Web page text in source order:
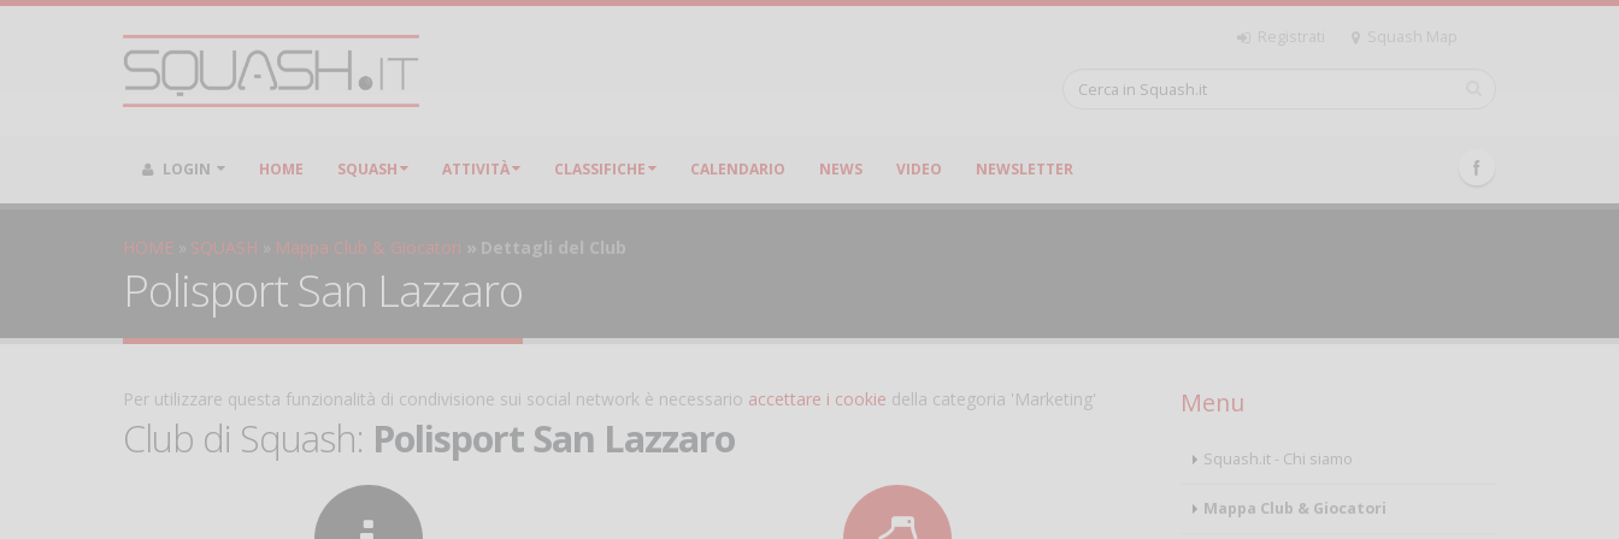
Registrati Squash Map
LOGIN HOME SQUASH ATTIVITÀ CLASSIFICHE CALENDARIO NEWS VIDEO NEWSLETTER
HOME SQUASH Mappa Club & Giocatori Dettagli del Club
Polisport San Lazzaro
Per utilizzare questa funzionalità di condivisione sui social network è necessario accettare i cookie della categoria 'Marketing'
Club di Squash: Polisport San Lazzaro
Menu
Squash.it - Chi siamo
Mappa Club & Giocatori